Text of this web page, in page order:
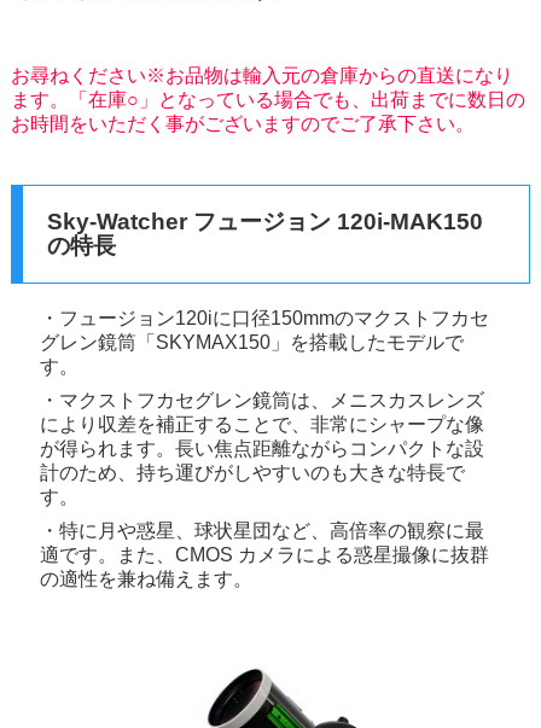
お尋ねください※お品物は輸入元の倉庫からの直送になり
ます。「在庫○」となっている場合でも、出荷までに数日の
お時間をいただく事がございますのでご了承下さい。
Sky-Watcher フュージョン 120i-MAK150
の特長
・フュージョン120iに口径150mmのマクストフカセ
グレン鏡筒「SKYMAX150」を搭載したモデルで
す。
・マクストフカセグレン鏡筒は、メニスカスレンズ
により収差を補正することで、非常にシャープな像
が得られます。長い焦点距離ながらコンパクトな設
計のため、持ち運びがしやすいのも大きな特長で
す。
・特に月や惑星、球状星団など、高倍率の観察に最
適です。また、CMOS カメラによる惑星撮像に抜群
の適性を兼ね備えます。